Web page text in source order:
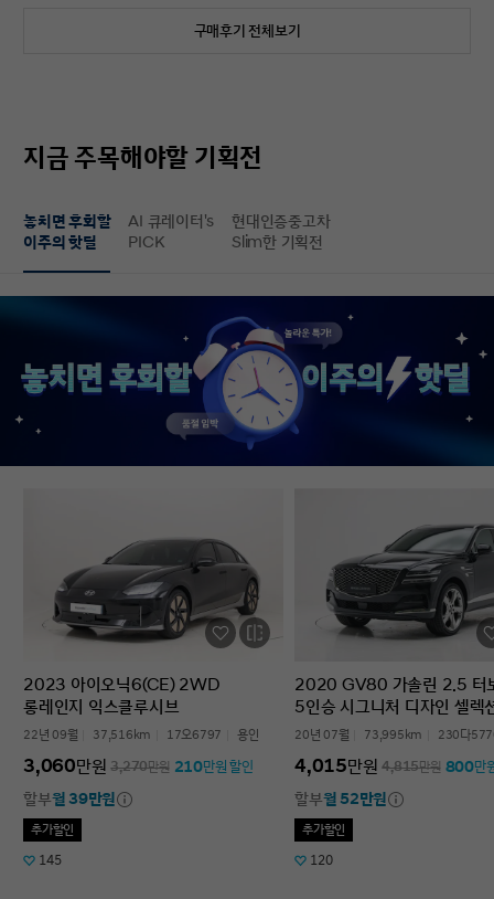
보면 예상과 달라서 후회했다는 이야기도
제공돼서 불안감이 많이 줄었다는
상태가 더 좋아서 만족도가 높았습니다.
중고차지만 관리가 잘 된 차량이라는
느낌이 확실히 들었습니다. 무엇보다
좋았던 건 ‘중고차인데도 걱정이 거의
없었다’는 점입니다. 차를 잘 모르는 사람
입장에서는 어디를 봐야 할지부터
막막한데, 그런 부담이 많이 줄었습니다.
온라인으로 비교하고 구매까지 진행할 수
있어서 시간적으로도 편했고, 직장인
입장에서는 이 부분이 특히
있을 것 같습니다. 중고차 구매가
처음이거나 차량 상태 확인이 어려운
분들에게는 현대인증중고차를 충분히
고려해볼 만하다고 생각합니다.
도착해 기분 좋게 차를
완벽한 경험이었습니
고민하는 사람 있으면
현대인증중고차 추천
차량 보내주셔서 감사
구매후기 전체보기
지금 주목해야할 기획전
놓치면 후회할
이주의 핫딜
AI 큐레이터's
PICK
현대인증중고차
Slim한 기획전
2023 아이오닉6(CE) 2WD
롱레인지 익스클루시브
22년 09월 37,516km 17오6797 용인
3,060만원 3,270만원 210만원 할인
할부월 39만원
추가할인
145
2020 GV80 가솔린 2.5 터
5인승 시그니처 디자인 셀
20년 07월 73,995km 230다
4,015만원 4,815만원 800만
할부월 52만원
추가할인
120